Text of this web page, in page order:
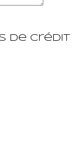
de crédit